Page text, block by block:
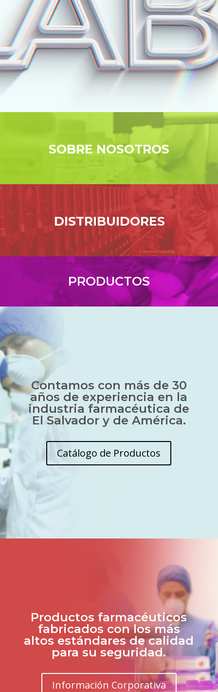
SOBRE NOSOTROS
DISTRIBUIDORES
PRODUCTOS
Contamos con más de 30
años de experiencia en la
industria farmacéutica de
El Salvador y de América.
Catálogo de Productos
Productos farmacéuticos
fabricados con los más
altos estándares de calidad
para su seguridad.
Información Corporativa